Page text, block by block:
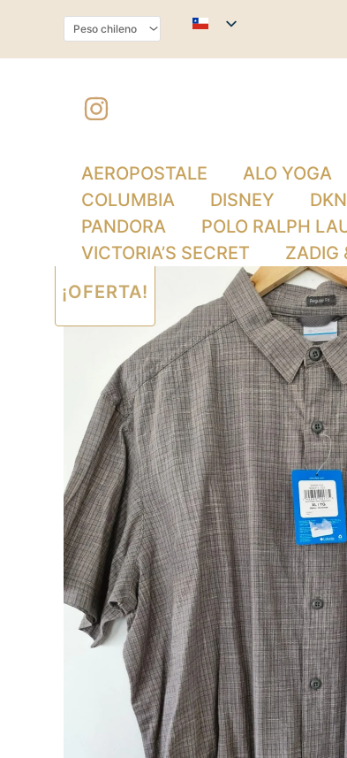
AEROPOSTALE ALO YOGA
COLUMBIA
DISNEY
PANDORA
POLO RALPH
VICTORIA’S SECRET
ZADIG
¡OFERTA!